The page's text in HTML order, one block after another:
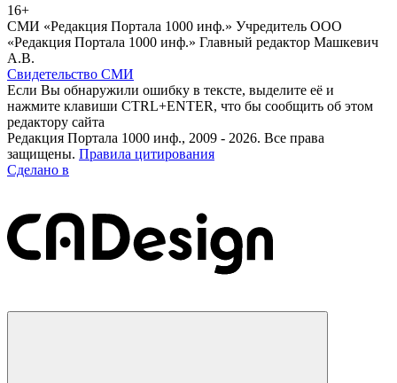
16+
СМИ «Редакция Портала 1000 инф.» Учредитель ООО
«Редакция Портала 1000 инф.» Главный редактор Машкевич
А.В.
Свидетельство СМИ
Если Вы обнаружили ошибку в тексте, выделите её и
нажмите клавиши CTRL+ENTER, что бы сообщить об этом
редактору сайта
Редакция Портала 1000 инф., 2009 - 2026. Все права
защищены. Правила цитирования
Сделано в